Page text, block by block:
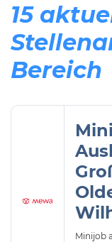
15
Bereich
Minijob